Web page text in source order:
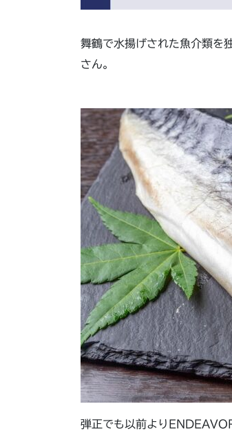
舞鶴で水揚げされた魚介類を
さん。
弾正でも以前より